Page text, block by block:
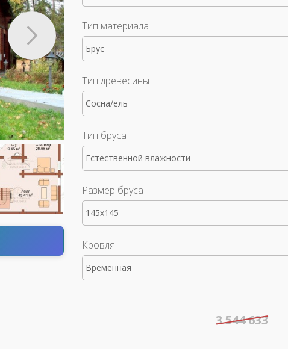
Тип материала
Брус
Тип древесины
Сосна/ель
Тип бруса
Естественной влажности
Размер бруса
145x145
Кровля
Временная
3 544 633